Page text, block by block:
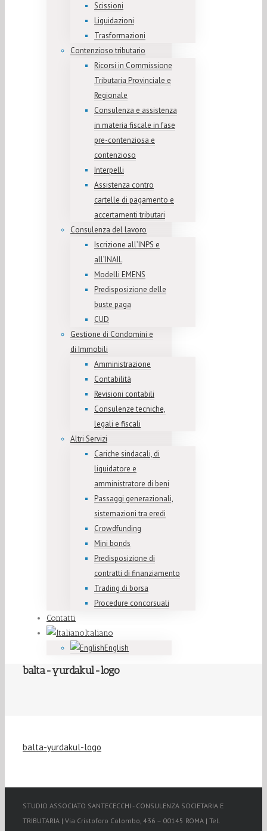
Scissioni
Liquidazioni
Trasformazioni
Contenzioso tributario
Ricorsi in Commissione
Tributaria Provinciale e
Regionale
Consulenza e assistenza
in materia fiscale in fase
pre-contenziosa e
contenzioso
Interpelli
Assistenza contro
cartelle di pagamento e
accertamenti tributari
Consulenza del lavoro
Iscrizione all’INPS e
all’INAIL
Modelli EMENS
Predisposizione delle
buste paga
CUD
Gestione di Condomini e
di Immobili
Amministrazione
Contabilità
Revisioni contabili
Consulenze tecniche,
legali e fiscali
Altri Servizi
Cariche sindacali, di
liquidatore e
amministratore di beni
Passaggi generazionali,
sistemazioni tra eredi
Crowdfunding
Mini bonds
Predisposizione di
contratti di finanziamento
Trading di borsa
Procedure concorsuali
Contatti
Italiano
English
balta-yurdakul-logo
balta-yurdakul-logo
STUDIO ASSOCIATO SANTECECCHI - CONSULENZA SOCIETARIA E
TRIBUTARIA | Via Cristoforo Colombo, 436 – 00145 ROMA | Tel.